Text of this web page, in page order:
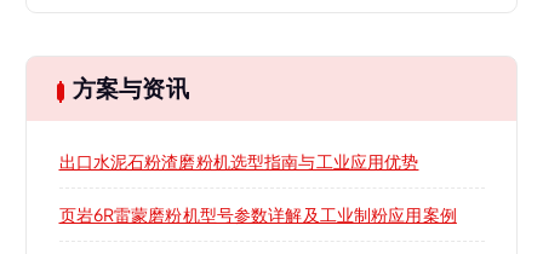
方案与资讯
出口水泥石粉渣磨粉机选型指南与工业应用优势
页岩6R雷蒙磨粉机型号参数详解及工业制粉应用案例